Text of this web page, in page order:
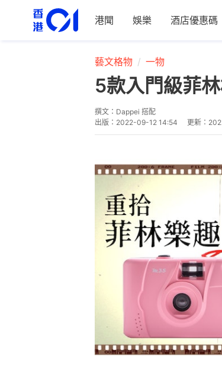
港聞 娛樂 酒店優惠碼
藝文格物 一物
5款入門級菲
撰文： Dappei 搭配
出版： 2022-09-12 14:54 更新：